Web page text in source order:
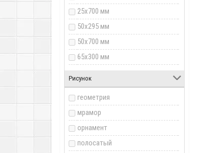
25x700 мм
50x295 мм
50x700 мм
65x300 мм
100x450 мм
150x250 мм
200x200 мм
250x400 мм
250x700 мм
Рисунок
геометрия
мрамор
орнамент
полосатый